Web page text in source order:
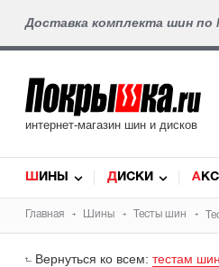
Доставка комплекта шин по
интернет-магазин шин и дисков
ШИНЫ ДИСКИ
Главная Шины Тесты шин
Вернуться ко всем: тестам шин